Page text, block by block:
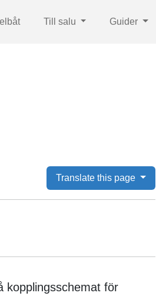
Till salu Guider
Translate this page
kopplingsschemat för